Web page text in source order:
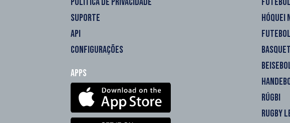
SUPORTE
API
CONFIGURAÇÕES
Apps
HÓQUEI
RÚGBI
RUGBY